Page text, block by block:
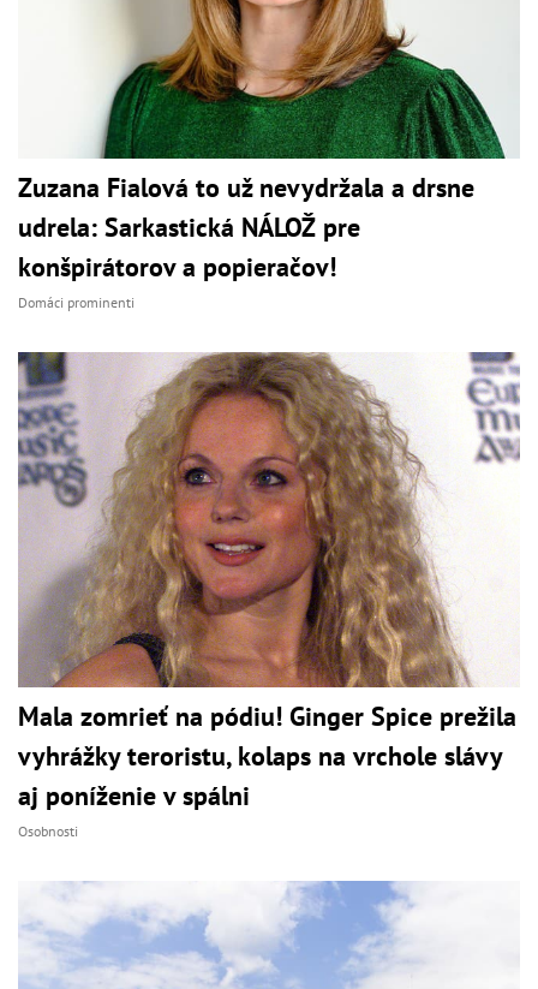
Zuzana Fialová to už nevydržala a drsne
udrela: Sarkastická NÁLOŽ pre
konšpirátorov a popieračov!
Domáci prominenti
Mala zomrieť na pódiu! Ginger Spice prežila
vyhrážky teroristu, kolaps na vrchole slávy
aj poníženie v spálni
Osobnosti